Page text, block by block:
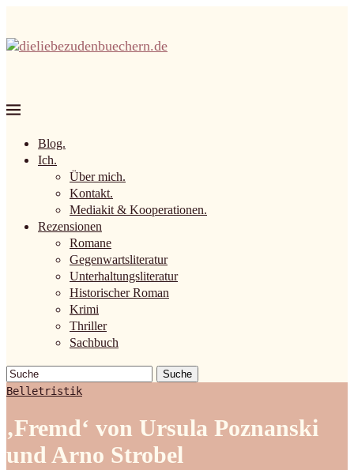
Blog.
Ich.
Über mich.
Kontakt.
Mediakit & Kooperationen.
Rezensionen
Romane
Gegenwartsliteratur
Unterhaltungsliteratur
Historischer Roman
Krimi
Thriller
Sachbuch
Suche
Belletristik
‚Fremd‘ von Ursula Poznanski
und Arno Strobel